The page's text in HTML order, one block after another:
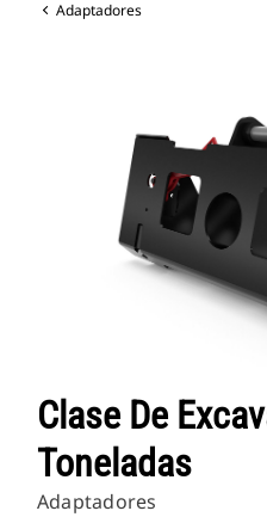
Adaptadores
Clase De
Toneladas
Adaptadores